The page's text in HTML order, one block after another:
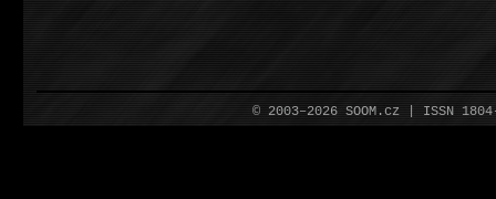
© 2003–2026 SOOM.cz | ISSN